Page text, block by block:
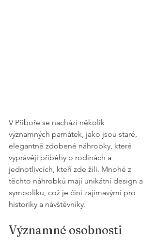
V Příboře se nachází několik
významných památek, jako jsou staré,
elegantně zdobené náhrobky, které
vyprávějí příběhy o rodinách a
jednotlivcích, kteří zde žili. Mnohé z
těchto náhrobků mají unikátní design a
symboliku, což je činí zajímavými pro
historiky a návštěvníky.
Významné osobnosti